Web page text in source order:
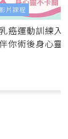
癌運動訓練入
你術後身心靈
影片課程